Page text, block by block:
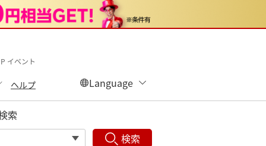
イベント
ヘルプ
索
検索